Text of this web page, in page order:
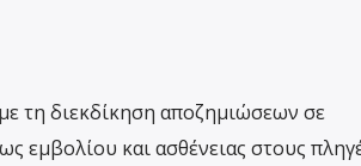
τη διεκδίκηση αποζημιώσεων σε
εμβολίου και ασθένειας στους